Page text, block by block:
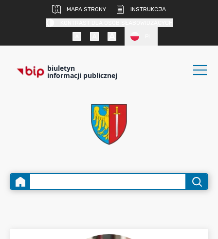
MAPA STRONY
INSTRUKCJA
biuletyn
informacji publicznej